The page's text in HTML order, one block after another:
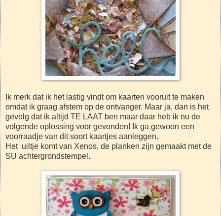
Ik merk dat ik het lastig vindt om kaarten vooruit te maken
omdat ik graag afstem op de ontvanger. Maar ja, dan is het
gevolg dat ik altijd TE LAAT ben maar daar heb ik nu de
volgende oplossing voor gevonden! Ik ga gewoon een
voorraadje van dit soort kaartjes aanleggen.
Het uiltje komt van Xenos, de planken zijn gemaakt met de
SU achtergrondstempel.